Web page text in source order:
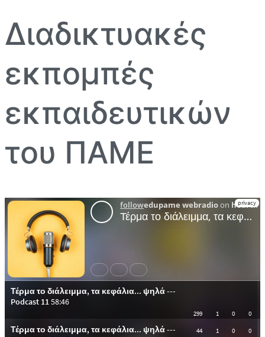
Διαδικτυακές
εκπομπές
εκπαιδευτικών
του ΠΑΜΕ